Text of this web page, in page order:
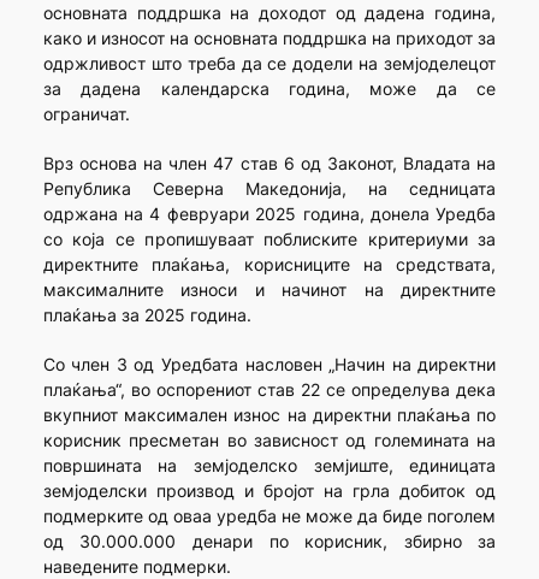
основната поддршка на доходот од дадена година,
како и износот на основната поддршка на приходот за
одржливост што треба да се додели на земјоделецот
за дадена календарска година, може да се
ограничат.
Врз основа на член 47 став 6 од Законот, Владата на
Република Северна Македонија, на седницата
одржана на 4 февруари 2025 година, донела Уредба
со која се пропишуваат поблиските критериуми за
директните плаќања, корисниците на средствата,
максималните износи и начинот на директните
плаќања за 2025 година.
Со член 3 од Уредбата насловен „Начин на директни
плаќања“, во оспорениот став 22 се определува дека
вкупниот максимален износ на директни плаќања по
корисник пресметан во зависност од големината на
површината на земјоделско земјиште, единицата
земјоделски производ и бројот на грла добиток од
подмерките од оваа уредба не може да биде поголем
од 30.000.000 денари по корисник, збирно за
наведените подмерки.